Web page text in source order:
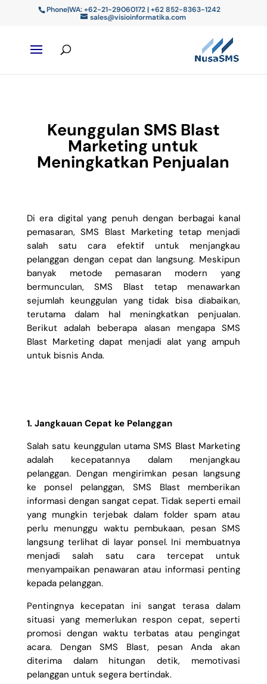
Phone|WA: +62-21-29060172 | +62 852-8363-1242
sales@visioinformatika.com
Keunggulan SMS Blast
Marketing untuk
Meningkatkan Penjualan
Di era digital yang penuh dengan berbagai kanal
pemasaran, SMS Blast Marketing tetap menjadi
salah satu cara efektif untuk menjangkau
pelanggan dengan cepat dan langsung. Meskipun
banyak metode pemasaran modern yang
bermunculan, SMS Blast tetap menawarkan
sejumlah keunggulan yang tidak bisa diabaikan,
terutama dalam hal meningkatkan penjualan.
Berikut adalah beberapa alasan mengapa SMS
Blast Marketing dapat menjadi alat yang ampuh
untuk bisnis Anda.
1. Jangkauan Cepat ke Pelanggan
Salah satu keunggulan utama SMS Blast Marketing
adalah kecepatannya dalam menjangkau
pelanggan. Dengan mengirimkan pesan langsung
ke ponsel pelanggan, SMS Blast memberikan
informasi dengan sangat cepat. Tidak seperti email
yang mungkin terjebak dalam folder spam atau
perlu menunggu waktu pembukaan, pesan SMS
langsung terlihat di layar ponsel. Ini membuatnya
menjadi salah satu cara tercepat untuk
menyampaikan penawaran atau informasi penting
kepada pelanggan.
Pentingnya kecepatan ini sangat terasa dalam
situasi yang memerlukan respon cepat, seperti
promosi dengan waktu terbatas atau pengingat
acara. Dengan SMS Blast, pesan Anda akan
diterima dalam hitungan detik, memotivasi
pelanggan untuk segera bertindak.